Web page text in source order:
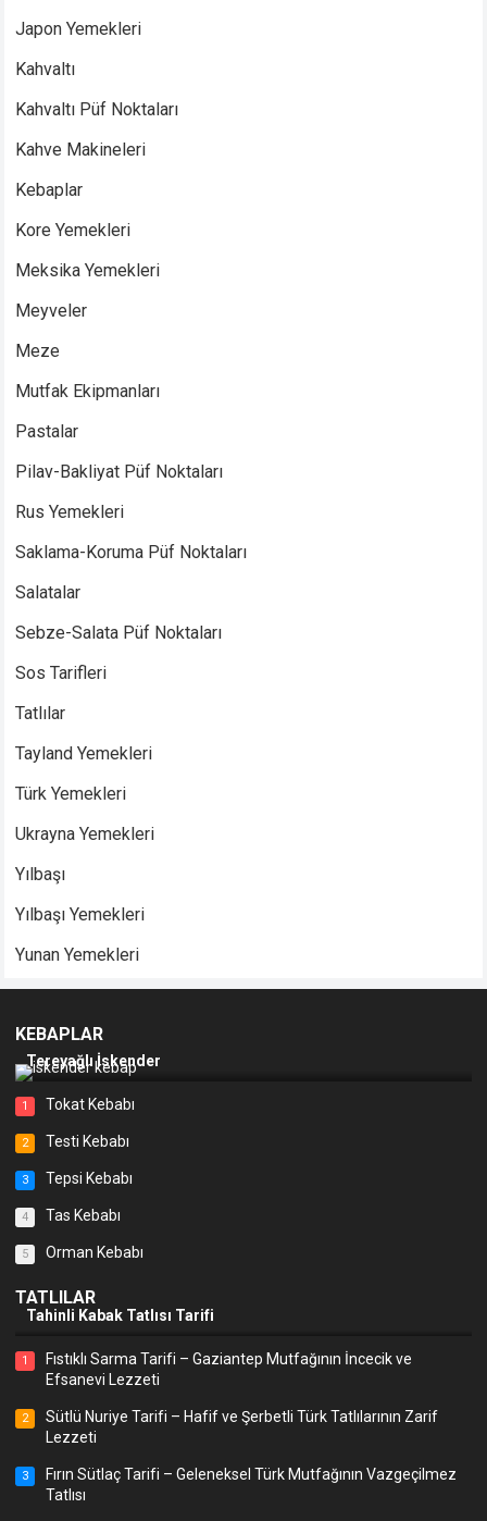
Japon Yemekleri
Kahvaltı
Kahvaltı Püf Noktaları
Kahve Makineleri
Kebaplar
Kore Yemekleri
Meksika Yemekleri
Meyveler
Meze
Mutfak Ekipmanları
Pastalar
Pilav-Bakliyat Püf Noktaları
Rus Yemekleri
Saklama-Koruma Püf Noktaları
Salatalar
Sebze-Salata Püf Noktaları
Sos Tarifleri
Tatlılar
Tayland Yemekleri
Türk Yemekleri
Ukrayna Yemekleri
Yılbaşı
Yılbaşı Yemekleri
Yunan Yemekleri
KEBAPLAR
Tereyağlı İskender
1 Tokat Kebabı
2 Testi Kebabı
3 Tepsi Kebabı
4 Tas Kebabı
5 Orman Kebabı
TATLILAR
Tahinli Kabak Tatlısı Tarifi
1
Fıstıklı Sarma Tarifi – Gaziantep Mutfağının İncecik ve
Efsanevi Lezzeti
2
Sütlü Nuriye Tarifi – Hafif ve Şerbetli Türk Tatlılarının Zarif
Lezzeti
3
Fırın Sütlaç Tarifi – Geleneksel Türk Mutfağının Vazgeçilmez
Tatlısı